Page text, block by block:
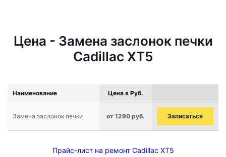
Цена - Замена заслонок печки
Cadillac XT5
Наименование Цена в Руб.
Замена заслонок печки от 1290 руб. Записаться
Прайс-лист на ремонт Cadillac XT5